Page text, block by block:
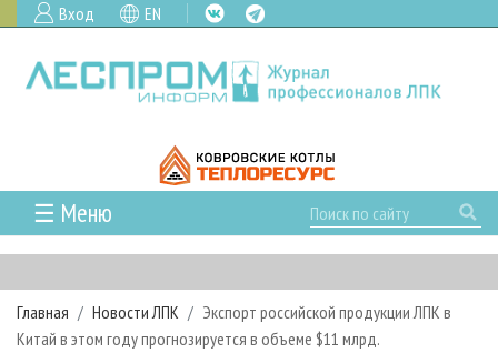
Вход EN
☰ Меню
ГЛАВНАЯ
РУБРИКИ И ТЕМЫ
РУБРИКИ ЖУРНАЛА
НОВОСТИ
Главная Новости ЛПК
Экспорт российской продукции ЛПК в
Китай в этом году прогнозируется в объеме $11 млрд.